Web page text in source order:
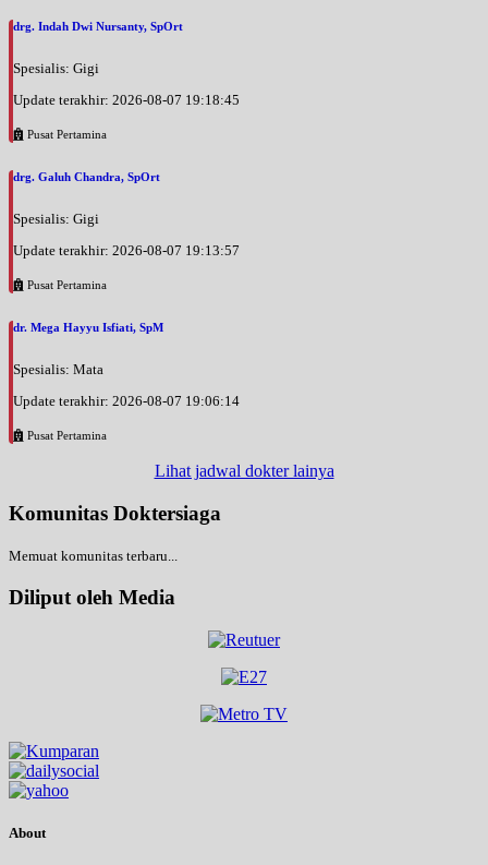
drg. Indah Dwi Nursanty, SpOrt
Spesialis: Gigi
Update terakhir: 2026-08-07 19:18:45
Pusat Pertamina
drg. Galuh Chandra, SpOrt
Spesialis: Gigi
Update terakhir: 2026-08-07 19:13:57
Pusat Pertamina
dr. Mega Hayyu Isfiati, SpM
Spesialis: Mata
Update terakhir: 2026-08-07 19:06:14
Pusat Pertamina
Lihat jadwal dokter lainya
Komunitas Doktersiaga
Memuat komunitas terbaru...
Diliput oleh Media
About